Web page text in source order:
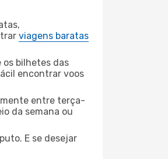
viagens baratas
os bilhetes das
encontrar voos
entre terça-
da semana ou
E se desejar